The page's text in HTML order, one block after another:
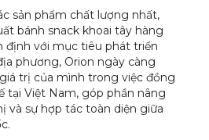
sản phẩm chất lượng nhất,
bánh snack khoai tây hàng
định với mục tiêu phát triển
phương, Orion ngày càng
trị của mình trong việc đồng
tại Việt Nam, góp phần nâng
và sự hợp tác toàn diện giữa